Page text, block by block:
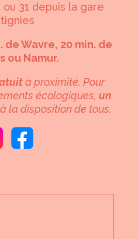
ou 31 depuis la gare
de Wavre, 20 min. de
ou Namur.
à proximité. Pour
écologiques, un
la disposition de tous.